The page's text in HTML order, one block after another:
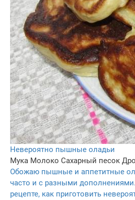
Невероятно пышные оладьи
Мука Молоко Сахарный песок
Обожаю пышные и аппетитные
часто и с разными
рецепте, как приготовить